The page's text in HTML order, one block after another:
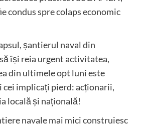
condus spre colaps economic
șantierul naval din
își reia urgent activitatea,
din ultimele opt luni este
cei implicați pierd: acționarii,
locală și națională!
navale mai mici construiesc